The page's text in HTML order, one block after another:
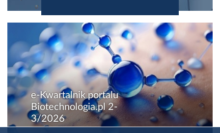
e-Kwartalnik portalu
Biotechnologia.pl 2-
3/2026